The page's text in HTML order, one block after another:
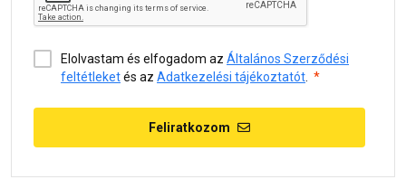
Elolvastam és elfogadom az Általános Szerződési
feltétleketés az Adatkezelési tájékoztatót
Feliratkozom